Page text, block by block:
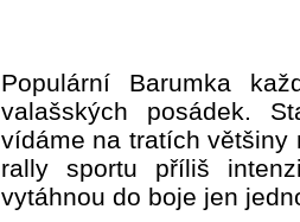
Populární Barumka
valašských posádek.
vídáme na tratích většiny
rally sportu příliš
vytáhnou do boje jen